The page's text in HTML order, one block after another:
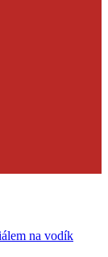
na vodík